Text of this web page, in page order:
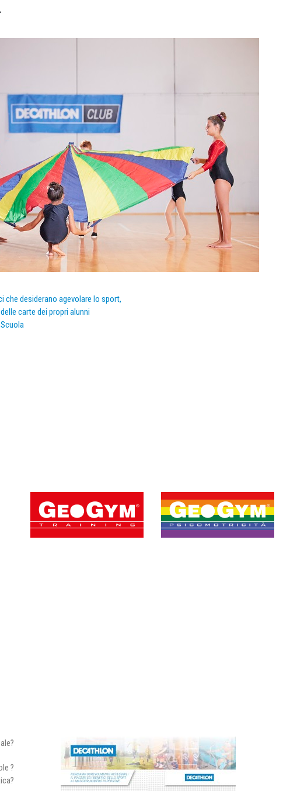
desiderano agevolare lo sport,
carte dei propri alunni
?